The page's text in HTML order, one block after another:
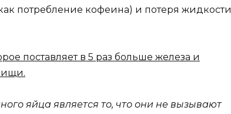
потребление кофеина) и потеря жидкости
поставляет в 5 раз больше железа и
яйца является то, что они не вызывают